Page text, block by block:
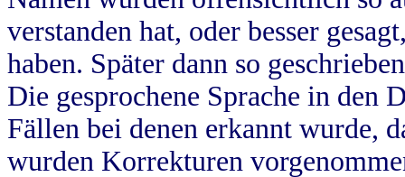
verstanden hat, oder besser
haben. Später dann so
Die gesprochene Sprache in
Fällen bei denen erkannt wurde,
wurden Korrekturen